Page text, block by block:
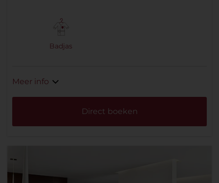
Badjas
Meer info
Direct boeken